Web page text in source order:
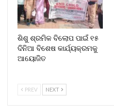
ଶିଶୁ ଶ୍ରମିକ ବିଲୋପ ପାଇଁ ୧୫
ଦିନିଆ ବିଶେଷ କାର୍ଯ୍ୟକ୍ରମକୁ
ଆୟୋଜିତ
PREV NEXT